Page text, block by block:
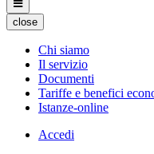
close
Chi siamo
Il servizio
Documenti
Tariffe e benefici
Istanze-online
Accedi